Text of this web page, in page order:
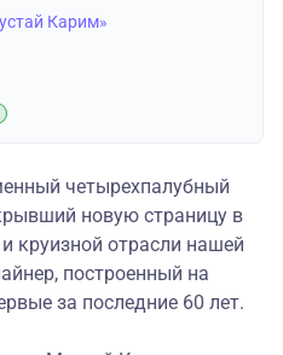
Карим»
четырехпалубный
новую страницу в
круизной отрасли нашей
построенный на
за последние 60 лет.